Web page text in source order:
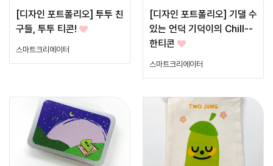
[디자인 포트폴리오] 투투 친
구들, 투투 티콘!
스마트크리에이터
[디자인 포트폴리오] 기댈 수
있는 언덕 기덕이의 Chill--
한티콘
스마트크리에이터